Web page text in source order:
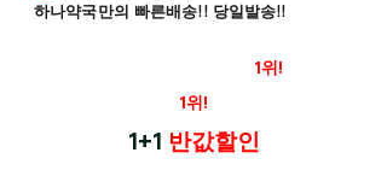
하나약국만의 빠른배송!! 당일발송!!
1위!
1위!
1+1 반값할인